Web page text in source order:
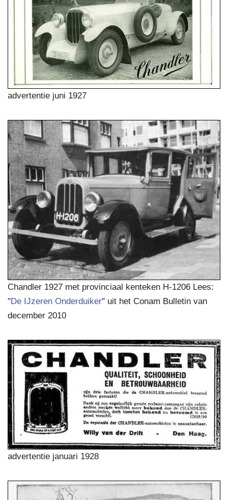
advertentie juni 1927
Chandler 1927 met provinciaal kenteken H-1206 Lees:
"De IJzeren Onderduiker" uit het Conam Bulletin van
december 2010
advertentie januari 1928